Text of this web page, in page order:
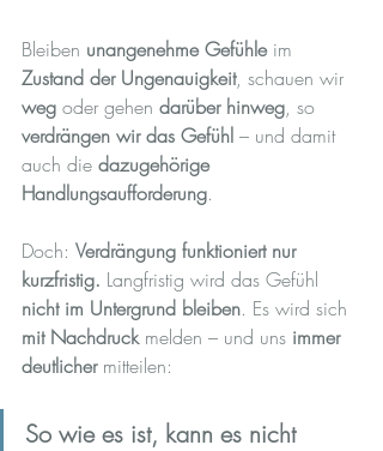
Bleiben unangenehme Gefühle im
Zustand der Ungenauigkeit, schauen wir
weg oder gehen darüber hinweg, so
verdrängen wir das Gefühl – und damit
auch die dazugehörige
Handlungsaufforderung.
Doch: Verdrängung funktioniert nur
kurzfristig. Langfristig wird das Gefühl
nicht im Untergrund bleiben. Es wird sich
mit Nachdruck melden – und uns immer
deutlicher mitteilen:
So wie es ist, kann es nicht